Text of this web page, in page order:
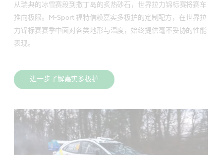
从瑞典的冰雪赛段到撒丁岛的炙热砂石，世界拉力锦标赛将赛车
推向极限。M-Sport 福特信赖嘉实多极护的定制配方，在世界拉
力锦标赛赛季中面对各类地形与温度，始终提供毫不妥协的性能
表现。
进一步了解嘉实多极护